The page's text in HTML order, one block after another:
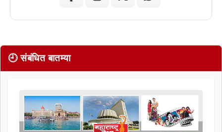
🕘 संबंधित बातम्या